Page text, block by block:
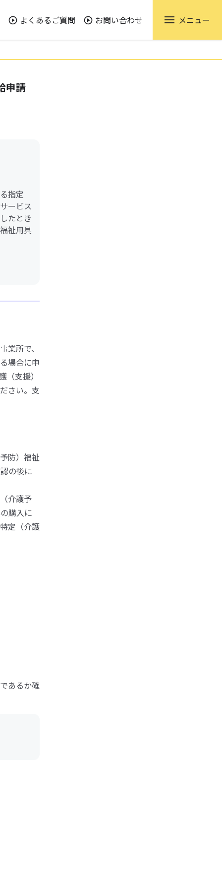
よくあるご質問 お問い合わせ メニュー
申請
指定
ービス
たとき
祉用具
所で、
場合に申
支援）
さい。支
防）福祉
の後に
介護予
購入に
定（介護
あるか確